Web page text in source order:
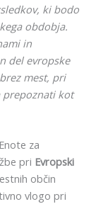
ki bodo
obdobja.
in
del evropske
mest, pri
prepoznati kot
za
pri Evropski
občin
vlogo pri